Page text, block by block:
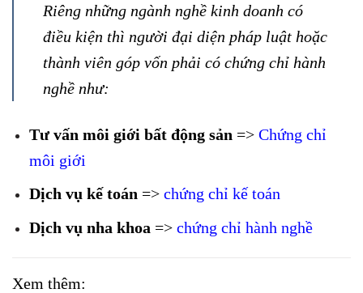
Riêng những ngành nghề kinh doanh có
điều kiện thì người đại diện pháp luật hoặc
thành viên góp vốn phải có chứng chỉ hành
nghề như:
Tư vấn môi giới bất động sản => Chứng chỉ
môi giới
Dịch vụ kế toán => chứng chỉ kế toán
Dịch vụ nha khoa => chứng chỉ hành nghề
Xem thêm: